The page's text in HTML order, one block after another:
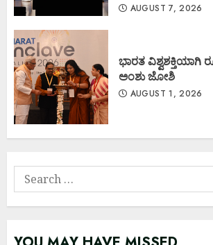
AUGUST 7, 2026
ಭಾರತ ವಿಶ್ವಶಕ್ತಿಯಾಗಿ
ಅಂಶು ಜೋಶಿ
AUGUST 1, 2026
Search
for: